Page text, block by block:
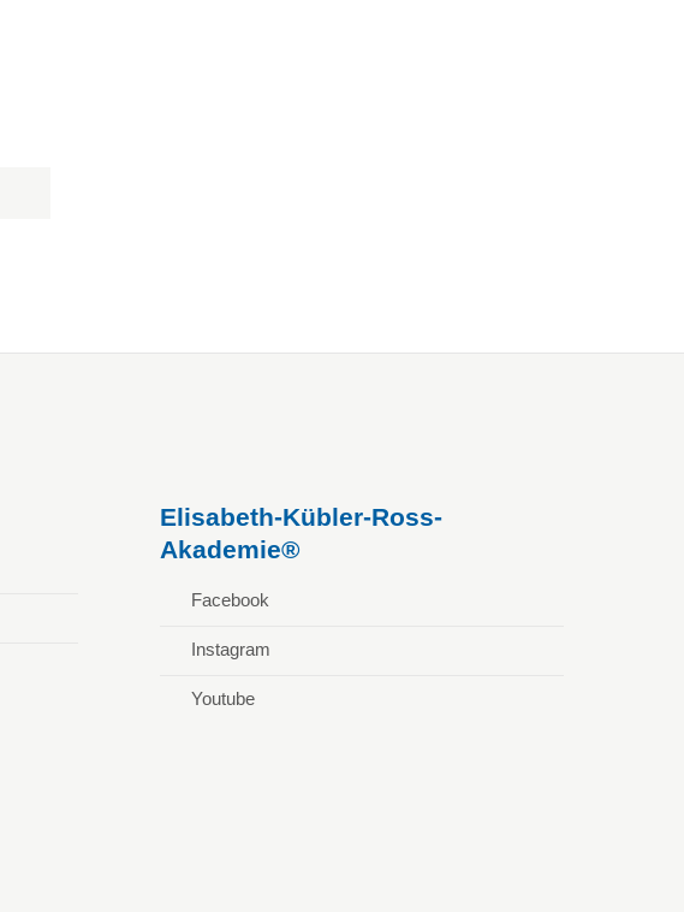
Elisabeth-Kübler-Ross-
Akademie®
Facebook
Instagram
Youtube